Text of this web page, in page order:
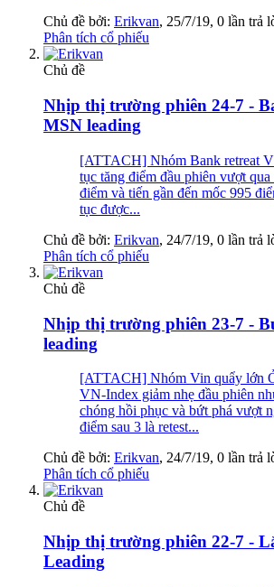
Chủ đề bởi: Erikvan, 25/7/19, 0 lần trả
Phân tích cổ phiếu
Chủ đề
Nhịp thị trường phiên 24-7 -
MSN leading
[ATTACH] Nhóm Bank retreat
tục tăng điểm đầu phiên vượt
điểm và tiến gần đến mốc 995
tục được...
Chủ đề bởi: Erikvan, 24/7/19, 0 lần trả
Phân tích cổ phiếu
Chủ đề
Nhịp thị trường phiên 23-7 -
leading
[ATTACH] Nhóm Vin quẩy lớn
VN-Index giảm nhẹ đầu phiên
chóng hồi phục và bứt phá vượt
điểm sau 3 là retest...
Chủ đề bởi: Erikvan, 24/7/19, 0 lần trả
Phân tích cổ phiếu
Chủ đề
Nhịp thị trường phiên 22-7 -
Leading